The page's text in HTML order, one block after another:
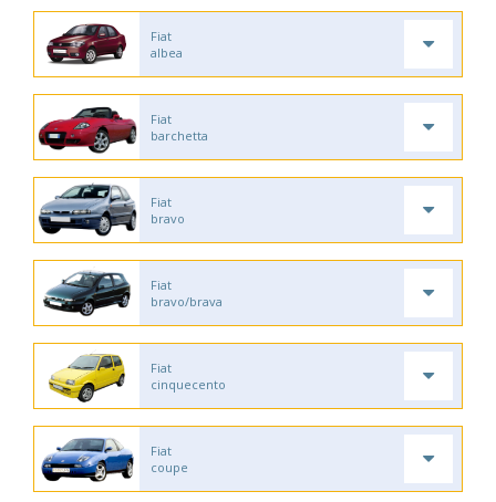
Fiat
albea
Fiat
barchetta
Fiat
bravo
Fiat
bravo/brava
Fiat
cinquecento
Fiat
coupe